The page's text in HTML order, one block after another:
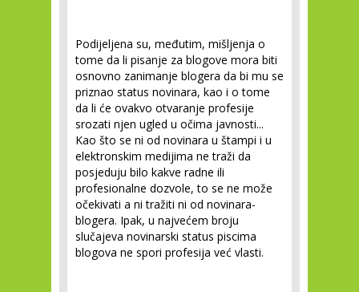
Podijeljena su, međutim, mišljenja o
tome da li pisanje za blogove mora biti
osnovno zanimanje blogera da bi mu se
priznao status novinara, kao i o tome
da li će ovakvo otvaranje profesije
srozati njen ugled u očima javnosti...
Kao što se ni od novinara u štampi i u
elektronskim medijima ne traži da
posjeduju bilo kakve radne ili
profesionalne dozvole, to se ne može
očekivati a ni tražiti ni od novinara-
blogera. Ipak, u najvećem broju
slučajeva novinarski status piscima
blogova ne spori profesija već vlasti.